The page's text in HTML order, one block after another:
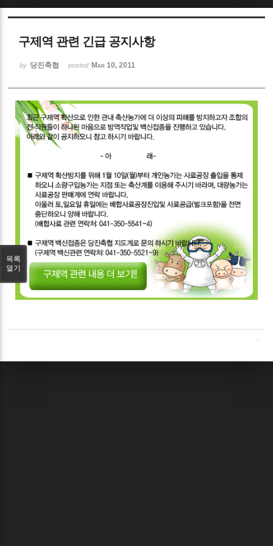
구제역 관련 긴급 공지사항
by 당진축협 posted Mar 10, 2011
목록
열기
Sketchbook5, 스케치북5
Sketchbook5, 스케치북5